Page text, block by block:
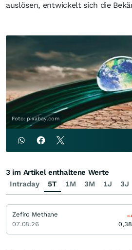
auslösen, entwickelt sich die
Foto: pixabay.com
Intraday 5T 1M 3M 1J 3J
3 im Artikel enthaltene Werte
Zefiro Methane
07.08.26
-